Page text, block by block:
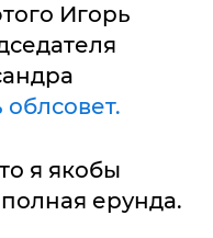
Игорь
облсовет.
я якобы
полная ерунда.